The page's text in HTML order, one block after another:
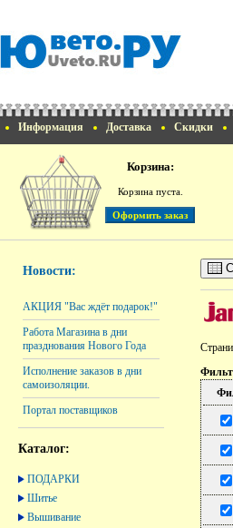
Информация Доставка Скидки
Корзина:
Корзина пуста.
Новости:
АКЦИЯ "Вас ждёт подарок!"
Работа Магазина в дни
празднования Нового Года
Исполнение заказов в дни
самоизоляции.
Портал поставщиков
Каталог:
ПОДАРКИ
Шитье
Вышивание